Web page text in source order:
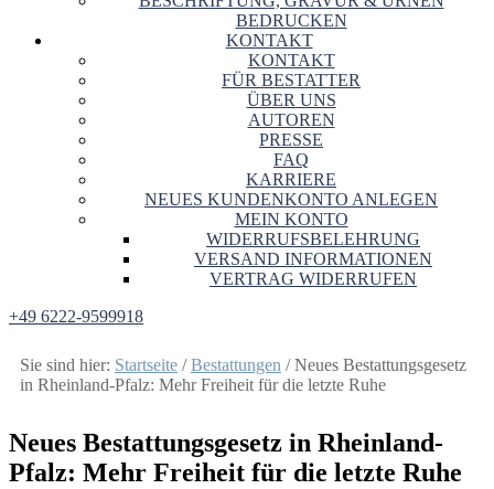
BEDRUCKEN
KONTAKT
KONTAKT
FÜR BESTATTER
ÜBER UNS
AUTOREN
PRESSE
FAQ
KARRIERE
NEUES KUNDENKONTO ANLEGEN
MEIN KONTO
WIDERRUFSBELEHRUNG
VERSAND INFORMATIONEN
VERTRAG WIDERRUFEN
+49 6222-9599918
Sie sind hier: Startseite / Bestattungen /Neues Bestattungsgesetz
in Rheinland-Pfalz: Mehr Freiheit für die letzte Ruhe
Neues Bestattungsgesetz in Rheinland-
Pfalz: Mehr Freiheit für die letzte Ruhe